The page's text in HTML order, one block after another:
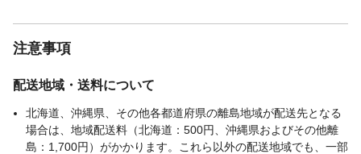
注意事項
配送地域・送料について
北海道、沖縄県、その他各都道府県の離島地域が配送先となる
場合は、地域配送料（北海道：500円、沖縄県およびその他離
島：1,700円）がかかります。これら以外の配送地域でも、一部